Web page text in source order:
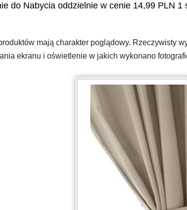
do Nabycia oddzielnie w cenie 14,99 PLN 1
mają charakter poglądowy. Rzeczywisty
ekranu i oświetlenie w jakich wykonano